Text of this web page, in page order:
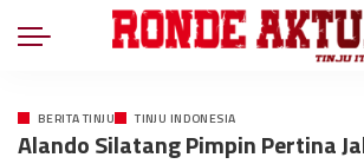
BERITA TINJU TINJU INDONESIA
Alando Silatang Pimpin Pertina